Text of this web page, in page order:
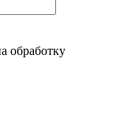
обработку